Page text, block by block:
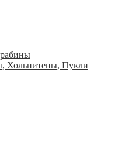
Хольнитены, Пукли